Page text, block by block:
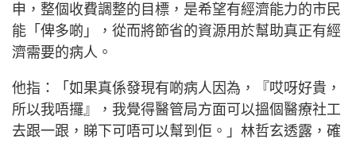
申，整個收費調整的目標，是希望有經濟能力的市民
能「俾多啲」，從而將節省的資源用於幫助真正有經
濟需要的病人。
他指：「如果真係發現有啲病人因為，『哎呀好貴，
所以我唔攞』，我覺得醫管局方面可以搵個醫療社工
去跟一跟，睇下可唔可以幫到佢。」林哲玄透露，確